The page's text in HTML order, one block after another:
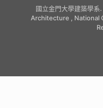
國立金門大學建築學
Architecture , National